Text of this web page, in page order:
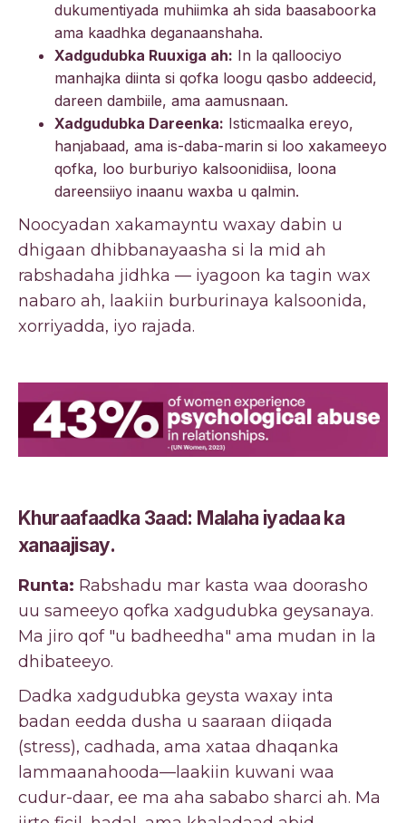
dukumentiyada muhiimka ah sida baasaboorka
ama kaadhka deganaanshaha.
Xadgudubka Ruuxiga ah: In la qalloociyo
manhajka diinta si qofka loogu qasbo addeecid,
dareen dambiile, ama aamusnaan.
Xadgudubka Dareenka: Isticmaalka ereyo,
hanjabaad, ama is-daba-marin si loo xakameeyo
qofka, loo burburiyo kalsoonidiisa, loona
dareensiiyo inaanu waxba u qalmin.
Noocyadan xakamayntu waxay dabin u
dhigaan dhibbanayaasha si la mid ah
rabshadaha jidhka — iyagoon ka tagin wax
nabaro ah, laakiin burburinaya kalsoonida,
xorriyadda, iyo rajada.
Khuraafaadka 3aad: Malaha iyadaa ka
xanaajisay.
Runta: Rabshadu mar kasta waa doorasho
uu sameeyo qofka xadgudubka geysanaya.
Ma jiro qof "u badheedha" ama mudan in la
dhibateeyo.
Dadka xadgudubka geysta waxay inta
badan eedda dusha u saaraan diiqada
(stress), cadhada, ama xataa dhaqanka
lammaanahooda—laakiin kuwani waa
cudur-daar, ee ma aha sababo sharci ah. Ma